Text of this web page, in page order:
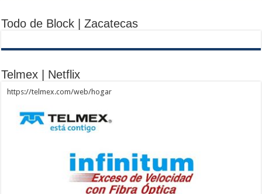
Todo de Block | Zacatecas
Telmex | Netflix
https://telmex.com/web/hogar